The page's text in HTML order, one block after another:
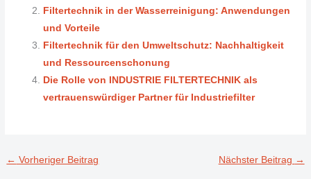
Filtertechnik in der Wasserreinigung: Anwendungen
und Vorteile
Filtertechnik für den Umweltschutz: Nachhaltigkeit
und Ressourcenschonung
Die Rolle von INDUSTRIE FILTERTECHNIK als
vertrauenswürdiger Partner für Industriefilter
← Vorheriger Beitrag Nächster Beitrag →